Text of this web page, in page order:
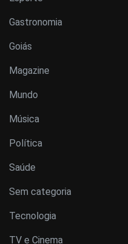
Gastronomia
Goiás
Magazine
Mundo
Música
Política
Saúde
Sem categoria
Tecnologia
TV e Cinema